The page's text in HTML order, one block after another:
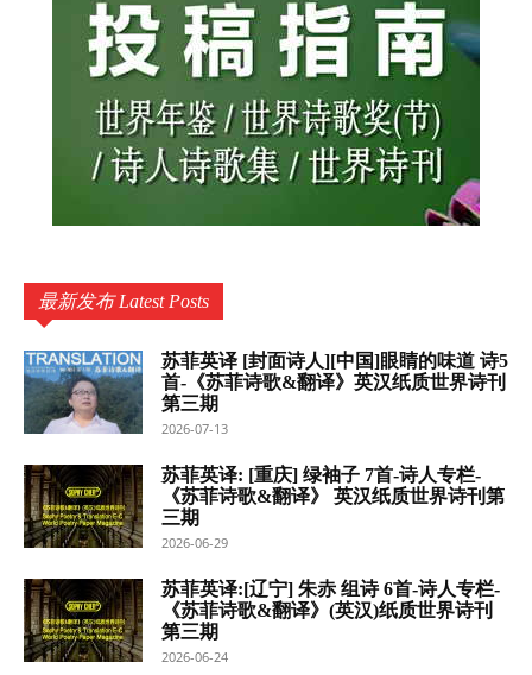
最新发布 Latest Posts
苏菲英译 [封面诗人][中国]眼睛的味道 诗5
首-《苏菲诗歌&翻译》英汉纸质世界诗刊
第三期
2026-07-13
苏菲英译: [重庆] 绿袖子 7首-诗人专栏-
《苏菲诗歌&翻译》 英汉纸质世界诗刊第
三期
2026-06-29
苏菲英译:[辽宁] 朱赤 组诗 6首-诗人专栏-
《苏菲诗歌&翻译》(英汉)纸质世界诗刊
第三期
2026-06-24